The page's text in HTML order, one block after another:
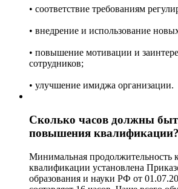
• соответствие требованиям
• внедрение и использование
• повышение мотивации и
сотрудников;
• улучшение имиджа организации.
Сколько часов должны
повышения квалификации?
Минимальная продолжительность
квалификации установлена
образования и науки РФ от